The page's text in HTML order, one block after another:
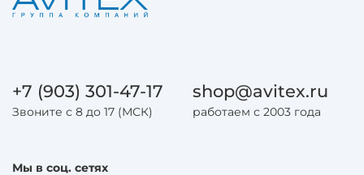
+7 (903) 301-47-17
Звоните с 8 до 17 (МСК)
shop@avitex.ru
работаем с 2003 года
Мы в соц. сетях